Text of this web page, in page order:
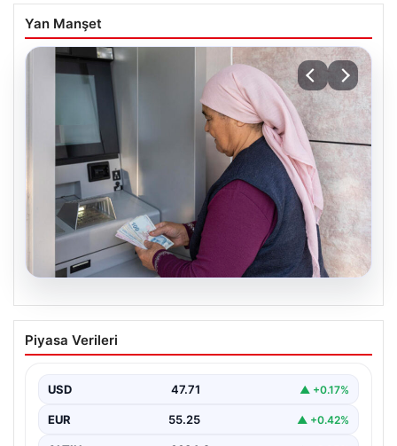
Yan Manşet
06.08.2026
Emekli maaşı ödemeleri ne zaman
yatacak? SGK, Bağ-Kur, Emekli Sandığı
Piyasa Verileri
USD 47.71 ▲ +0.17%
EUR 55.25 ▲ +0.42%